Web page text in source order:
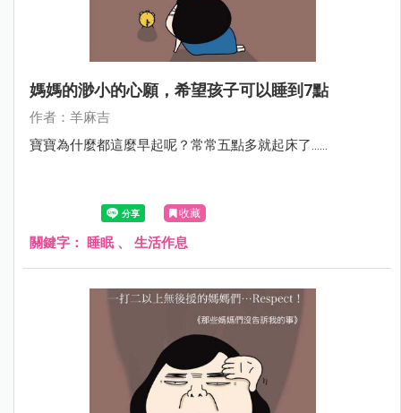
媽媽的渺小的心願，希望孩子可以睡到7點
作者：羊麻吉
寶寶為什麼都這麼早起呢？常常五點多就起床了......
收藏
關鍵字： 睡眠、 生活作息